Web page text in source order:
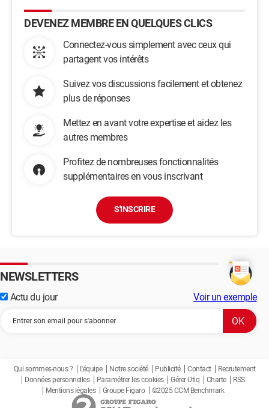
DEVENEZ MEMBRE EN QUELQUES CLICS
Connectez-vous simplement avec ceux qui
partagent vos intérêts
Suivez vos discussions facilement et obtenez
plus de réponses
Mettez en avant votre expertise et aidez les
autres membres
Profitez de nombreuses fonctionnalités
supplémentaires en vous inscrivant
S'INSCRIRE
NEWSLETTERS
Actu du jour Voir un exemple
Qui sommes-nous ? L'équipe Notre société Publicité Contact
Recrutement
Données personnelles
Paramétrer les cookies Gérer Utiq Charte
RSS
Mentions légales
Groupe Figaro ©2025 CCM Benchmark